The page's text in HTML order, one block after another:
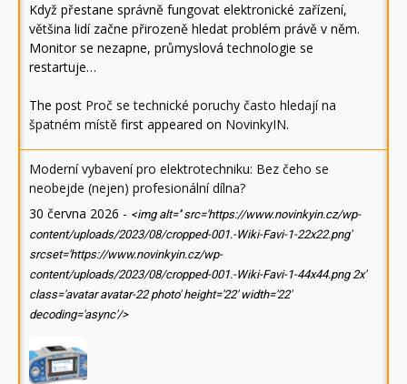
Když přestane správně fungovat elektronické zařízení,
většina lidí začne přirozeně hledat problém právě v něm.
Monitor se nezapne, průmyslová technologie se
restartuje…
The post Proč se technické poruchy často hledají na
špatném místě first appeared on NovinkyIN.
Moderní vybavení pro elektrotechniku: Bez čeho se
neobejde (nejen) profesionální dílna?
30 června 2026 - <img alt='' src='https://www.novinkyin.cz/wp-
content/uploads/2023/08/cropped-001.-Wiki-Favi-1-22x22.png'
srcset='https://www.novinkyin.cz/wp-
content/uploads/2023/08/cropped-001.-Wiki-Favi-1-44x44.png 2x'
class='avatar avatar-22 photo' height='22' width='22'
decoding='async'/>